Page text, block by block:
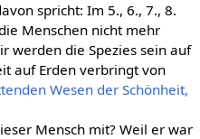
spricht: Im 5., 6., 7., 8.
Menschen nicht mehr
werden die Spezies sein auf
auf Erden verbringt von
Wesen der Schönheit,
Mensch mit? Weil er war